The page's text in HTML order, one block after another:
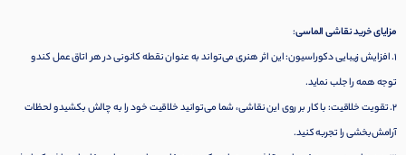
مزایای خرید نقاشی الماسی:
1. افزایش زیبایی دکوراسیون: این اثر هنری می‌تواند به عنوان نقطه کانونی در هر اتاق عمل کند و
توجه همه را جلب نماید.
2. تقویت خلاقیت: با کار بر روی این نقاشی، شما می‌توانید خلاقیت خود را به چالش بکشید و لحظات
آرامش‌بخشی را تجربه کنید.